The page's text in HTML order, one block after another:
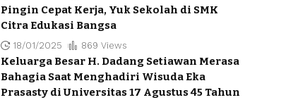
Pingin Cepat Kerja, Yuk Sekolah di SMK
Citra Edukasi Bangsa
18/01/2025 869 Views
Keluarga Besar H. Dadang Setiawan Merasa
Bahagia Saat Menghadiri Wisuda Eka
Prasasty di Universitas 17 Agustus 45 Tahun